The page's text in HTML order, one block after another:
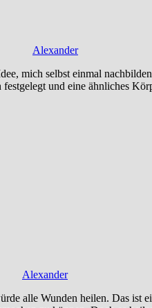
Alexander
mich selbst einmal
und eine ähnliches
Alexander
alle Wunden heilen. Das ist